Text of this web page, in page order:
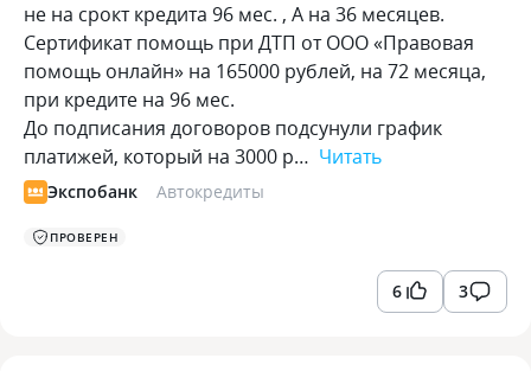
не на срокт кредита 96 мес. , А на 36 месяцев.
Сертификат помощь при ДТП от ООО «Правовая
помощь онлайн» на 165000 рублей, на 72 месяца,
при кредите на 96 мес.
До подписания договоров подсунули график
платижей, который на 3000 р… Читать
Экспобанк Автокредиты
ПРОВЕРЕН
6 3